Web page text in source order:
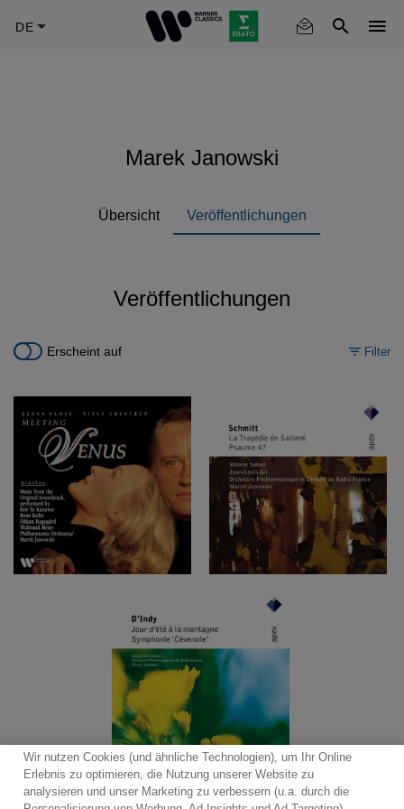
Marek Janowski
Übersicht Veröffentlichungen
Veröffentlichungen
Erscheint auf Filter
Wir nutzen Cookies (und ähnliche Technologien), um Ihr Online
Erlebnis zu optimieren, die Nutzung unserer Website zu
analysieren und unser Marketing zu verbessern (u.a. durch die